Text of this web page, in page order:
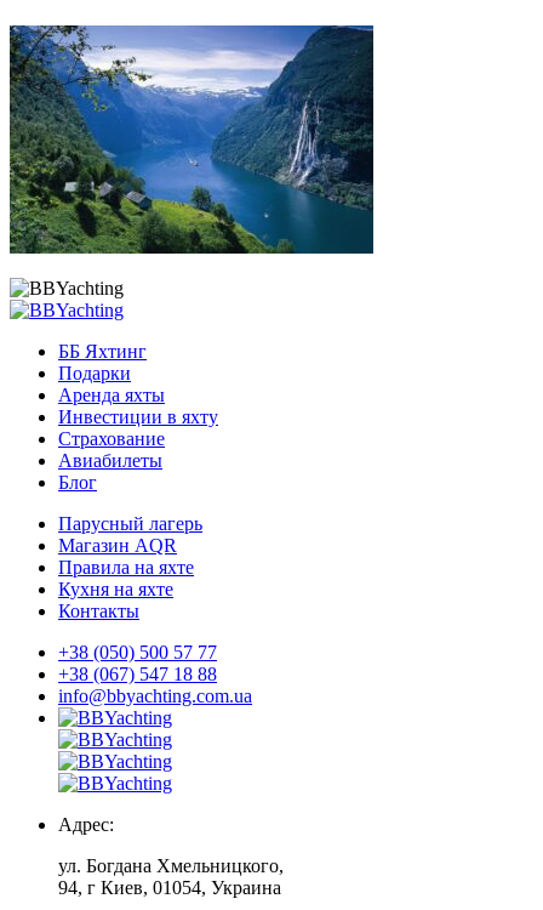
ББ Яхтинг
Подарки
Аренда яхты
Инвестиции в яхту
Страхование
Авиабилеты
Блог
Парусный лагерь
Магазин AQR
Правила на яхте
Кухня на яхте
Контакты
+38 (050) 500 57 77
+38 (067) 547 18 88
info@bbyachting.com.ua
Адрес:
ул. Богдана Хмельницкого,
94, г Киев, 01054, Украина